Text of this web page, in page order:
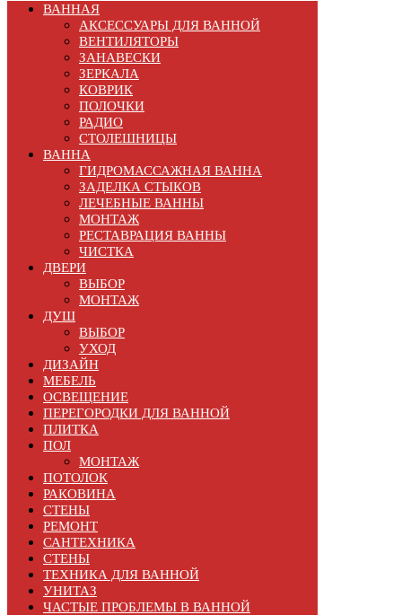
ВАННАЯ
АКСЕССУАРЫ ДЛЯ ВАННОЙ
ВЕНТИЛЯТОРЫ
ЗАНАВЕСКИ
ЗЕРКАЛА
КОВРИК
ПОЛОЧКИ
РАДИО
СТОЛЕШНИЦЫ
ВАННА
ГИДРОМАССАЖНАЯ ВАННА
ЗАДЕЛКА СТЫКОВ
ЛЕЧЕБНЫЕ ВАННЫ
МОНТАЖ
РЕСТАВРАЦИЯ ВАННЫ
ЧИСТКА
ДВЕРИ
ВЫБОР
МОНТАЖ
ДУШ
ВЫБОР
УХОД
ДИЗАЙН
МЕБЕЛЬ
ОСВЕЩЕНИЕ
ПЕРЕГОРОДКИ ДЛЯ ВАННОЙ
ПЛИТКА
ПОЛ
МОНТАЖ
ПОТОЛОК
РАКОВИНА
СТЕНЫ
РЕМОНТ
САНТЕХНИКА
СТЕНЫ
ТЕХНИКА ДЛЯ ВАННОЙ
УНИТАЗ
ЧАСТЫЕ ПРОБЛЕМЫ В ВАННОЙ